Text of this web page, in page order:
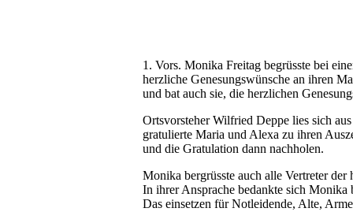
1. Vors. Monika Freitag begrüsste bei
herzliche Genesungswünsche an ihren
und bat auch sie, die herzlichen
Ortsvorsteher Wilfried Deppe lies sich
gratulierte Maria und Alexa zu ihren
und die Gratulation dann nachholen.
Monika bergrüsste auch alle Vertreter der
In ihrer Ansprache bedankte sich
Das einsetzen für Notleidende, Alte,